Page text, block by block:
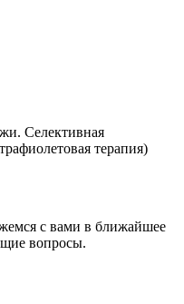
Селективная
терапия)
с вами в ближайшее
вопросы.